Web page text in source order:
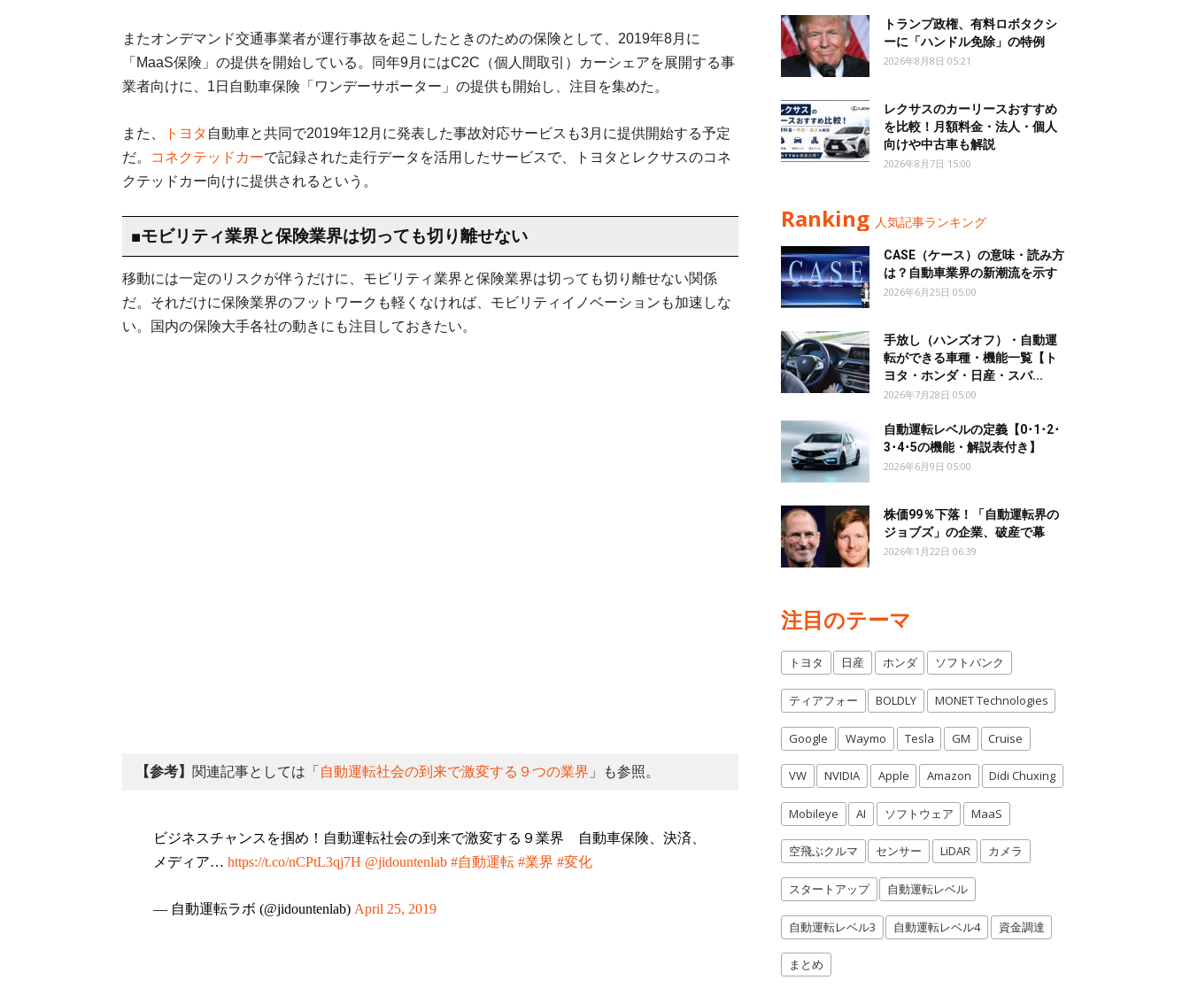
またオンデマンド交通事業者が運行事故を起こしたときのための保険として、2019年8月に
「MaaS保険」の提供を開始している。同年9月にはC2C（個人間取引）カーシェアを展開する事
業者向けに、1日自動車保険「ワンデーサポーター」の提供も開始し、注目を集めた。
また、 トヨタ 自動車と共同で2019年12月に発表した事故対応サービスも3月に提供開始する予定
だ。
コネクテッドカーで記録された走行データを活用したサービスで、トヨタとレクサスのコネ
クテッドカー向けに提供されるという。
■モビリティ業界と保険業界は切っても切り離せない
移動には一定のリスクが伴うだけに、モビリティ業界と保険業界は切っても切り離せない関係
だ。それだけに保険業界のフットワークも軽くなければ、モビリティイノベーションも加速しな
い。国内の保険大手各社の動きにも注目しておきたい。
【参考】 関連記事としては「 自動運転社会の到来で激変する９つの業界 」も参照。
ビジネスチャンスを掴め！自動運転社会の到来で激変する９業界 自動車保険、決済、
メディア… https://t.co/nCPtL3qj7H @jidountenlab #自動運転 #業界 #変化
— 自動運転ラボ (@jidountenlab) April 25, 2019
トランプ政権、有料ロボタクシ
ーに「ハンドル免除」の特例
2026年8月8日 05:21
レクサスのカーリースおすすめ
を比較！月額料金・法人・個人
向けや中古車も解説
2026年8月7日 15:00
Ranking 人気記事ランキング
CASE（ケース）の意味・読み方
は？自動車業界の新潮流を示す
2026年6月25日 05:00
手放し（ハンズオフ）・自動運
転ができる車種・機能一覧【ト
ヨタ・ホンダ・日産・スバ...
2026年7月28日 05:00
自動運転レベルの定義【0･1･2･
3･4･5の機能・解説表付き】
2026年6月9日 05:00
株価99％下落！「自動運転界の
ジョブズ」の企業、破産で幕
2026年1月22日 06:39
注目のテーマ
トヨタ 日産 ホンダ ソフトバンク
ティアフォー BOLDLY MONET Technologies
Google Waymo Tesla GM Cruise
VW NVIDIA Apple Amazon Didi Chuxing
Mobileye AI ソフトウェア MaaS
空飛ぶクルマ センサー LiDAR カメラ
スタートアップ 自動運転レベル
自動運転レベル3 自動運転レベル4 資金調達
まとめ